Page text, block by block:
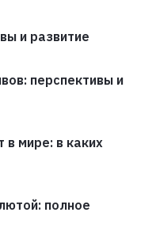
и развитие
перспективы и
в мире: в каких
полное